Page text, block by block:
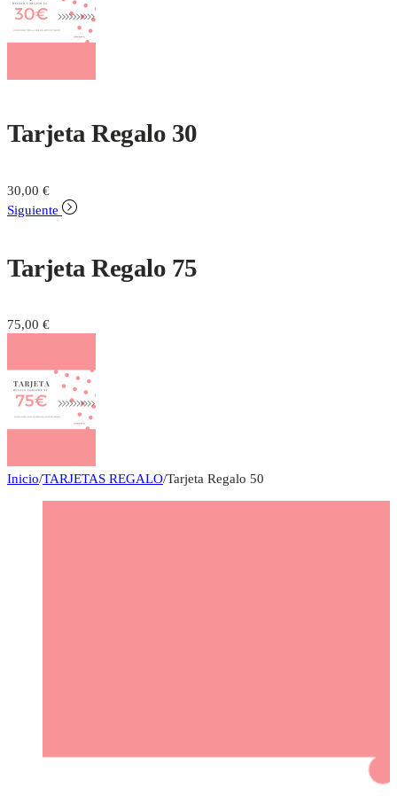
Tarjeta Regalo 30
30,00 €
Siguiente
Tarjeta Regalo 75
75,00 €
Inicio/TARJETAS REGALO/Tarjeta Regalo 50